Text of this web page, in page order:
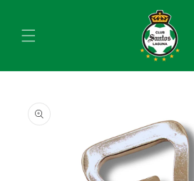
al contenido
información